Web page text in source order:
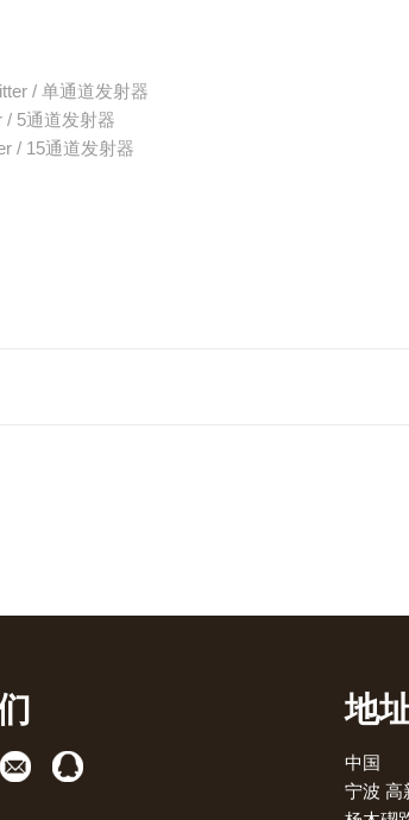
/ 单通道发射器
/ 5通道发射器
/ 15通道发射器
地
中国
宁波 高